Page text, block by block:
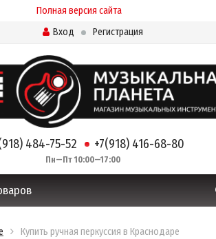
Полная версия сайта
Вход
Регистрация
484-75-52 +7(918) 416-68-80
Пн—Пт 10:00—17:00
Купить ручная перкуссия в Краснодаре